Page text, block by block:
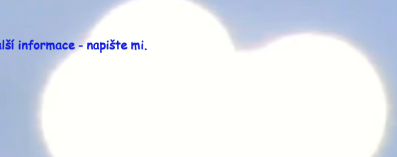
informace - napište mi.